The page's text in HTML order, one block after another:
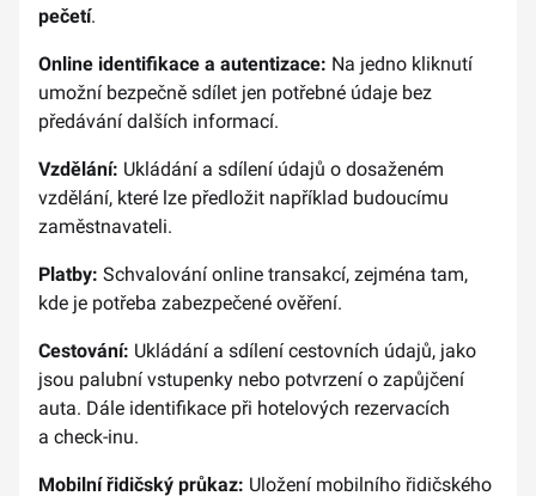
pečetí.
Online identifikace a autentizace: Na jedno kliknutí
umožní bezpečně sdílet jen potřebné údaje bez
předávání dalších informací.
Vzdělání: Ukládání a sdílení údajů o dosaženém
vzdělání, které lze předložit například budoucímu
zaměstnavateli.
Platby: Schvalování online transakcí, zejména tam,
kde je potřeba zabezpečené ověření.
Cestování: Ukládání a sdílení cestovních údajů, jako
jsou palubní vstupenky nebo potvrzení o zapůjčení
auta. Dále identifikace při hotelových rezervacích
a check-inu.
Mobilní řidičský průkaz: Uložení mobilního řidičského